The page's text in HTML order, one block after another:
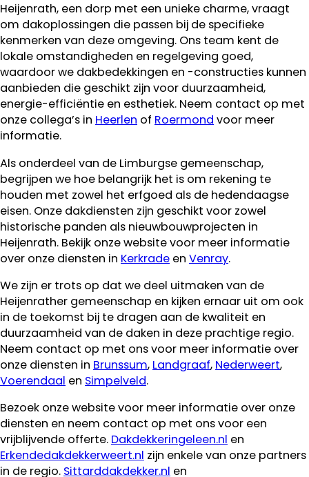
Heijenrath, een dorp met een unieke charme, vraagt
om dakoplossingen die passen bij de specifieke
kenmerken van deze omgeving. Ons team kent de
lokale omstandigheden en regelgeving goed,
waardoor we dakbedekkingen en -constructies kunnen
aanbieden die geschikt zijn voor duurzaamheid,
energie-efficiëntie en esthetiek. Neem contact op met
onze collega’s in Heerlen of Roermond voor meer
informatie.
Als onderdeel van de Limburgse gemeenschap,
begrijpen we hoe belangrijk het is om rekening te
houden met zowel het erfgoed als de hedendaagse
eisen. Onze dakdiensten zijn geschikt voor zowel
historische panden als nieuwbouwprojecten in
Heijenrath. Bekijk onze website voor meer informatie
over onze diensten in Kerkrade en Venray.
We zijn er trots op dat we deel uitmaken van de
Heijenrather gemeenschap en kijken ernaar uit om ook
in de toekomst bij te dragen aan de kwaliteit en
duurzaamheid van de daken in deze prachtige regio.
Neem contact op met ons voor meer informatie over
onze diensten in Brunssum, Landgraaf, Nederweert,
Voerendaal en Simpelveld.
Bezoek onze website voor meer informatie over onze
diensten en neem contact op met ons voor een
vrijblijvende offerte. Dakdekkeringeleen.nl en
Erkendedakdekkerweert.nl zijn enkele van onze partners
in de regio. Sittarddakdekker.nl en